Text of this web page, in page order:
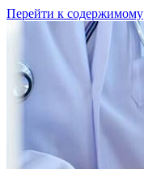
Перейти к содержимому